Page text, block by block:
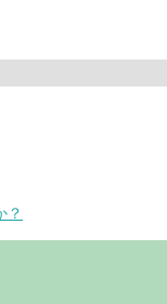
？